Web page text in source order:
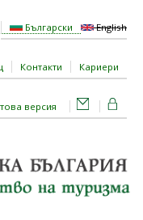
Български English
Контакти Кариери
версия